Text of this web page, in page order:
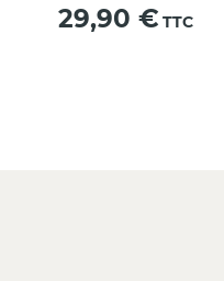
Prix
29,90 € TTC